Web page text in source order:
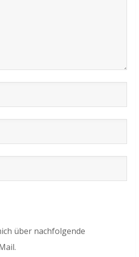
über nachfolgende